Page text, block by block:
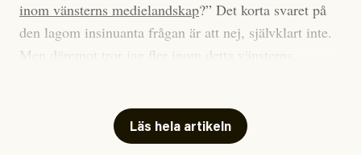
inom vänsterns medielandskap?” Det korta svaret på
den lagom insinuanta frågan är att nej, självklart inte.
Men däremot tror jag fler inom detta vänsterns
journalistik som vänder sig till många snarare än att
jaga inbördes beundran. Det har i alla fall fungerat för
Läs hela artikeln